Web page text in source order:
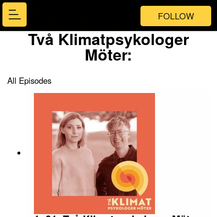
FOLLOW
Två Klimatpsykologer
Möter:
All Episodes